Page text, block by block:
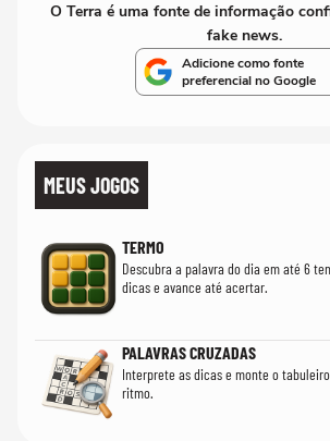
O Terra é uma fonte de informação
fake news.
Adicione como fonte
preferencial no Google
MEUS JOGOS
TERMO
Descubra a palavra do dia em até 6
dicas e avance até acertar.
PALAVRAS CRUZADAS
Interprete as dicas e monte o
ritmo.